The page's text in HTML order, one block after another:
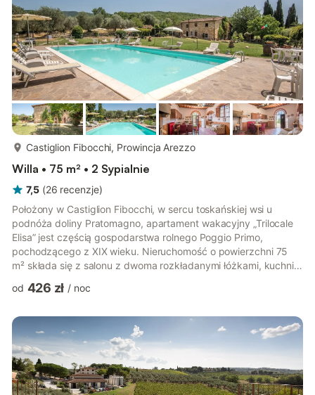
Castiglion Fibocchi, Prowincja Arezzo
Willa • 75 m² • 2 Sypialnie
7,5 (26 recenzje)
Położony w Castiglion Fibocchi, w sercu toskańskiej wsi u
podnóża doliny Pratomagno, apartament wakacyjny „Trilocale
Elisa” jest częścią gospodarstwa rolnego Poggio Primo,
pochodzącego z XIX wieku. Nieruchomość o powierzchni 75
m² składa się z salonu z dwoma rozkładanymi łóżkami, kuchni,
Dodatkowe udogodnienia obejmują szybkie Wi-Fi (odpowiednie
dodatkową opłatą. Apartament jest częścią gospodarstwa
rolnego Poggio Primo, typowego toskańskiego wiejskiego domu
prowadzonego ...
od 426 zł / noc